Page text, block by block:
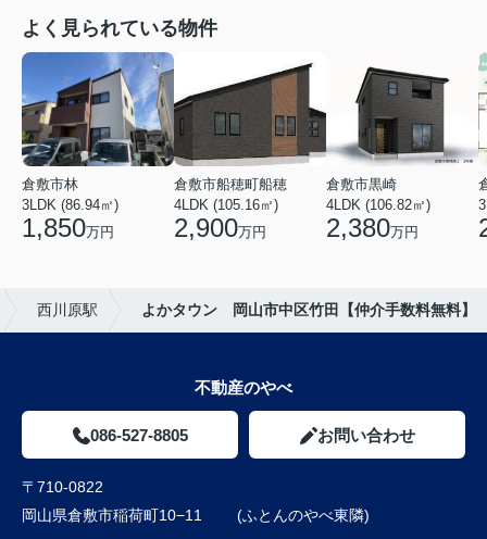
よく見られている物件
倉敷市林
3LDK (86.94㎡)
1,850万円
倉敷市船穂町船穂
4LDK (105.16㎡)
2,900万円
倉敷市黒崎
4LDK (106.82㎡)
2,380万円
西川原駅 よかタウン 岡山市中区竹田【仲介手数料無料】
不動産のやべ
086-527-8805 お問い合わせ
〒710-0822
岡山県倉敷市稲荷町10−11 (ふとんのやべ東隣)